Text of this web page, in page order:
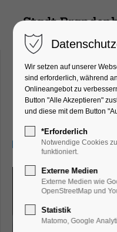
Alles Familie
Kinder, Jugend
25.05.2025,
Wir setzen auf unserer
sind erforderlich, während
Onlineangebot zu
Button "Alle Akzeptieren"
und diese mit dem Button
*Erforderlich
Notwendige Cookies
funktioniert.
Externe Medien
Externe Medien wie
OpenStreetMap und
Statistik
Matomo, Google